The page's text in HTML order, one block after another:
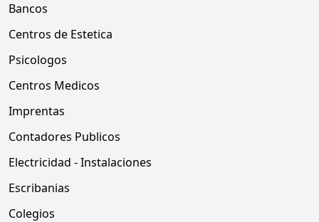
Bancos
Centros de Estetica
Psicologos
Centros Medicos
Imprentas
Contadores Publicos
Electricidad - Instalaciones
Escribanias
Colegios